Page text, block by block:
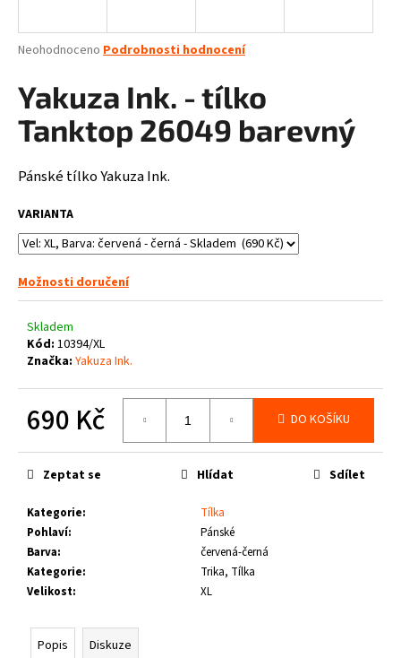
Průměrné
produktu
je
0,0
hvězdiček.
Neohodnoceno Podrobnosti hodnocení
Yakuza Ink. - tílko
Tanktop 26049 barevný
Pánské tílko Yakuza Ink.
VARIANTA
Možnosti doručení
Skladem
Kód: 10394/XL
Značka: Yakuza Ink.
690 Kč
cena:
DO KOŠÍKU
Kategorie:
Tílka
Pohlaví:
Pánské
Barva:
červená-černá
Kategorie:
Trika, Tílka
Velikost: XL
Zeptat se Hlídat Sdílet
Popis Diskuze
j
t
?
D
o
p
o
u
u
m
THOR
STEINAR
LEDVINKA
T.S.
LOGO